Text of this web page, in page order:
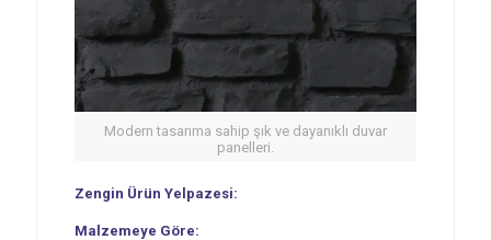
Modern tasarıma sahip şık ve dayanıklı duvar
panelleri.
Zengin Ürün Yelpazesi:
Malzemeye Göre: